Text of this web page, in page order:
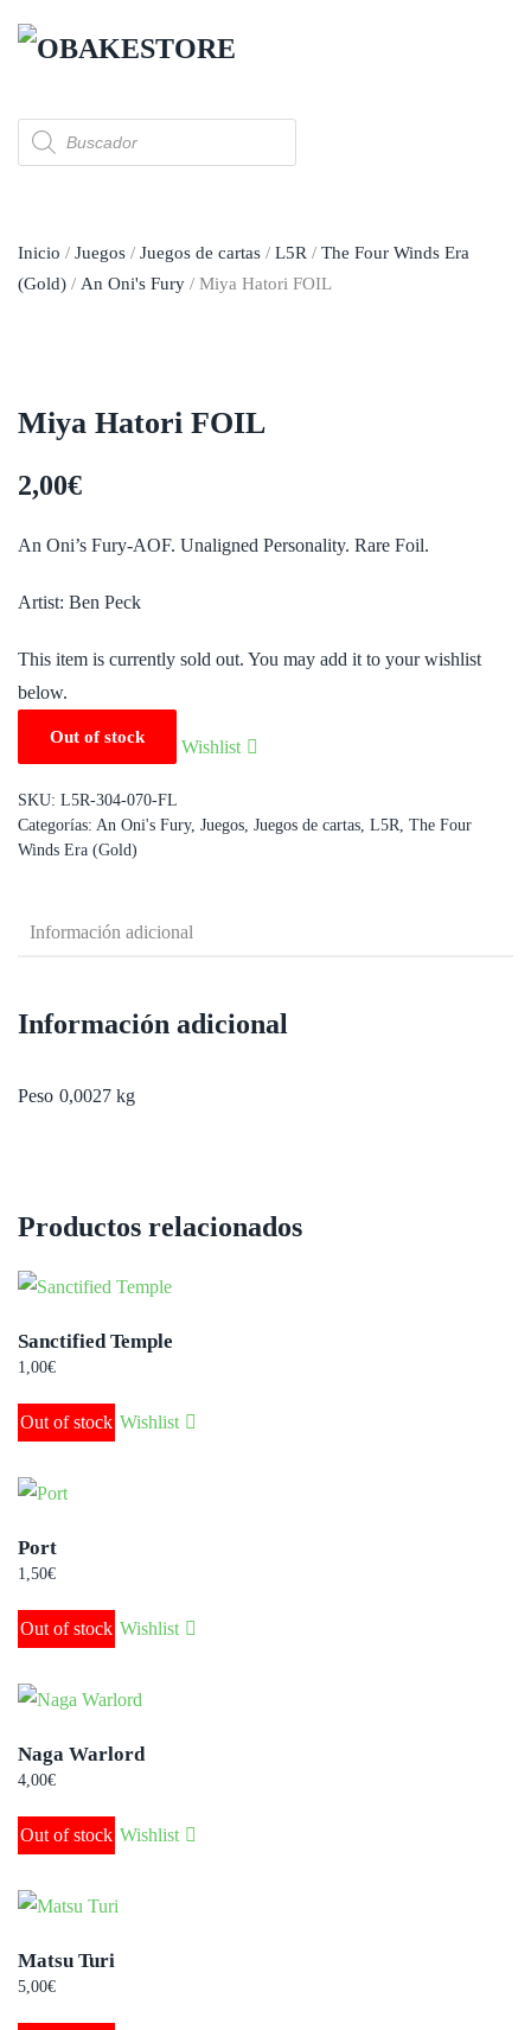
Búsqueda
de
productos
Inicio / Juegos / Juegos de cartas / L5R / The Four Winds Era
(Gold) / An Oni's Fury / Miya Hatori FOIL
Miya Hatori FOIL
2,00€
An Oni’s Fury-AOF. Unaligned Personality. Rare Foil.
Artist: Ben Peck
This item is currently sold out. You may add it to your wishlist
below.
Out of stock Wishlist
SKU: L5R-304-070-FL
Categorías: An Oni's Fury, Juegos, Juegos de cartas, L5R, The Four
Winds Era (Gold)
Información adicional
Información adicional
Peso 0,0027 kg
Productos relacionados
Sanctified Temple
1,00€
Out of stock Wishlist
Port
1,50€
Out of stock Wishlist
Naga Warlord
4,00€
Out of stock Wishlist
Matsu Turi
5,00€